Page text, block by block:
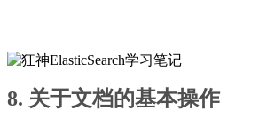
8. 关于文档的基本操作